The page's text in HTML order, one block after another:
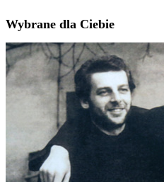
Wybrane dla Ciebie